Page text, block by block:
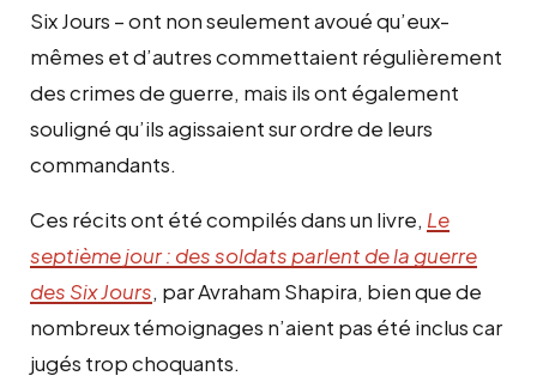
Six Jours – ont non seulement avoué qu’eux-
mêmes et d’autres commettaient régulièrement
des crimes de guerre, mais ils ont également
souligné qu’ils agissaient sur ordre de leurs
commandants.
Ces récits ont été compilés dans un livre, Le
septième jour : des soldats parlent de la guerre
des Six Jours, par Avraham Shapira, bien que de
nombreux témoignages n’aient pas été inclus car
jugés trop choquants.